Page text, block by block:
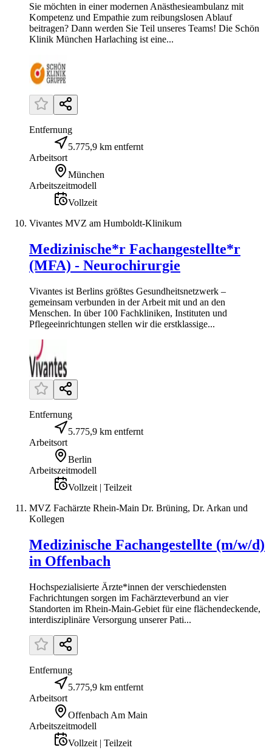
Sie möchten in einer modernen Anästhesieambulanz mit
Kompetenz und Empathie zum reibungslosen Ablauf
beitragen? Dann werden Sie Teil unseres Teams! Die Schön
Klinik München Harlaching ist eine...
Entfernung
5.775,9 km entfernt
Arbeitsort
München
Arbeitszeitmodell
Vollzeit
Vivantes MVZ am Humboldt-Klinikum
Medizinische*r Fachangestellte*r
(MFA) - Neurochirurgie
Vivantes ist Berlins größtes Gesundheitsnetzwerk –
gemeinsam verbunden in der Arbeit mit und an den
Menschen. In über 100 Fachkliniken, Instituten und
Pflegeeinrichtungen stellen wir die erstklassige...
Entfernung
5.775,9 km entfernt
Arbeitsort
Berlin
Arbeitszeitmodell
Vollzeit | Teilzeit
MVZ Fachärzte Rhein-Main Dr. Brüning, Dr. Arkan und
Kollegen
Medizinische Fachangestellte (m/w/d)
in Offenbach
Hochspezialisierte Ärzte*innen der verschiedensten
Fachrichtungen sorgen im Fachärzteverbund an vier
Standorten im Rhein-Main-Gebiet für eine flächendeckende,
interdisziplinäre Versorgung unserer Pati...
Entfernung
5.775,9 km entfernt
Arbeitsort
Offenbach Am Main
Arbeitszeitmodell
Vollzeit | Teilzeit